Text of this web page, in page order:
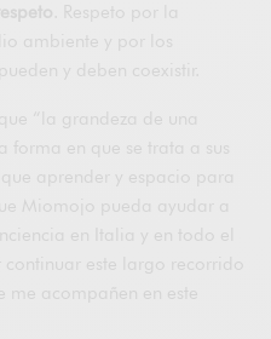
ambiente y por los
y deben coexistir.
“la grandeza de una
forma en que se trata a sus
aprender y espacio para
Miomojo pueda ayudar a
en Italia y en todo el
este largo recorrido
me acompañen en este